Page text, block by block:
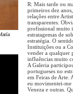
R: Mais tarde ou
primeiros dez
relações entre
transparentes.
profissional muito
estratagemas de
estratégia. O
Instituições ou a
vender a
influências muito
A Galeria
portugueses no
em Feiras de Arte.
eu movimentei-me
Veneza e outras.